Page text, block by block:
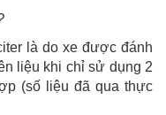
là do xe được đánh
liệu khi chỉ sử dụng 2
(số liệu đã qua thực